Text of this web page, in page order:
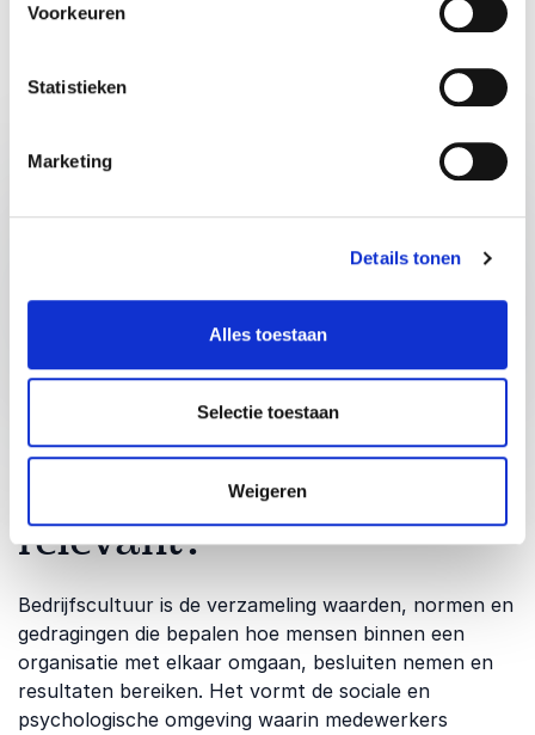
Voorkeuren
Statistieken
Marketing
Details tonen
Alles toestaan
Selectie toestaan
Weigeren
Vergelijkbare thema's
Cultuur
Organisatievitaliteit
Organisatie
Neurodiversiteit
Wat is Bedrijfscultuur
en waarom is het
relevant?
Bedrijfscultuur is de verzameling waarden, normen en
gedragingen die bepalen hoe mensen binnen een
organisatie met elkaar omgaan, besluiten nemen en
resultaten bereiken. Het vormt de sociale en
psychologische omgeving waarin medewerkers